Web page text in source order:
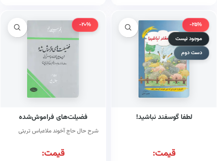
-25%
موجود نیست
دست دوم
لطفا گوسفند نباشید!
قیمت:
-20%
فضیلت‌های فراموش‌شده
‌شرح حال حاج آخوند ملاعباس تربتی
قیمت: